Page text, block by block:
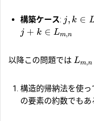
構築ケース: j, k ∈
j + k ∈ Lm,n
以降この問題では Lm,n
構造的帰納法を使っ
の要素の約数でもあ